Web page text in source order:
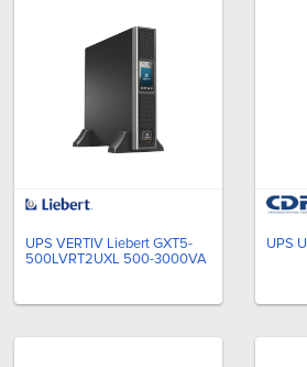
UPS VERTIV Liebert GXT5-
500LVRT2UXL 500-3000VA
UPS